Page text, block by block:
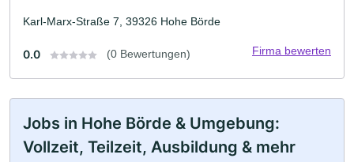
Karl-Marx-Straße 7, 39326 Hohe Börde
0.0 (0 Bewertungen) Firma bewerten
Jobs in Hohe Börde & Umgebung:
Vollzeit, Teilzeit, Ausbildung & mehr